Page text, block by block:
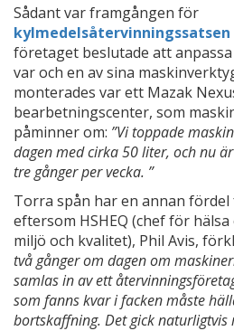
Sådant var framgången för
kylmedelsåtervinningssatsen
företaget beslutade att
var och en av sina
monterades var ett Mazak
bearbetningscenter, som
påminner om: ”Vi toppade
dagen med cirka 50 liter, och nu
tre gånger per vecka. ”
Torra spån har en annan
eftersom HSHEQ (chef för
miljö och kvalitet), Phil Avis,
två gånger om dagen om
samlas in av ett
som fanns kvar i facken måste
bortskaffning. Det gick naturligtvis